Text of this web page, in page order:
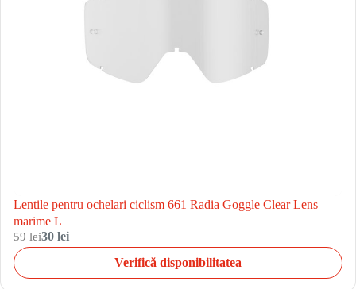
Lentile pentru ochelari ciclism 661 Radia Goggle Clear Lens –
marime L
59 lei30 lei
Verifică disponibilitatea